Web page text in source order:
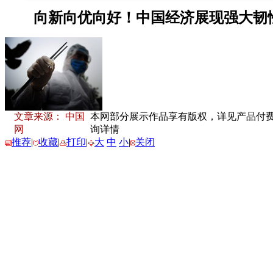
文章来源： 中国
网
本网部分展示作品享有版权，详见产品付
询详情
推荐| 收藏| 打印| 大 中 小| 关闭